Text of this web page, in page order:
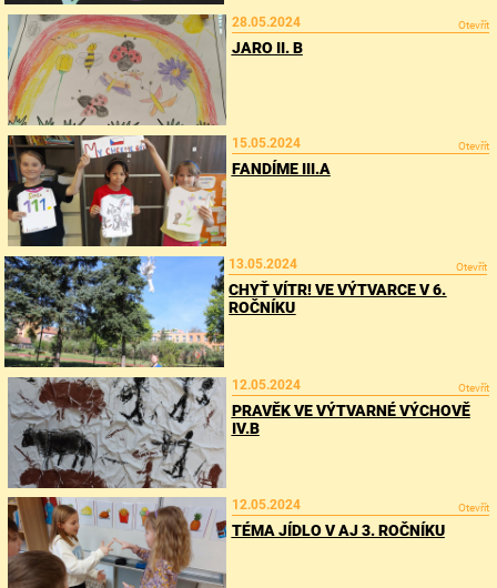
28.05.2024 Otevřít
JARO II. B
15.05.2024 Otevřít
FANDÍME III.A
13.05.2024 Otevřít
CHYŤ VÍTR! VE VÝTVARCE V 6.
ROČNÍKU
12.05.2024 Otevřít
PRAVĚK VE VÝTVARNÉ VÝCHOVĚ
IV.B
12.05.2024 Otevřít
TÉMA JÍDLO V AJ 3. ROČNÍKU